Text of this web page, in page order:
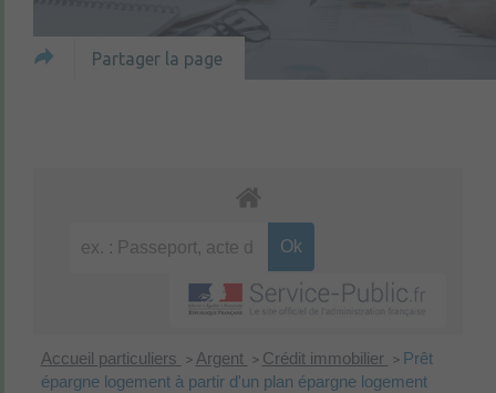
Partager la page
Accueil particuliers > Argent > Crédit immobilier > Prêt
épargne logement à partir d'un plan épargne logement